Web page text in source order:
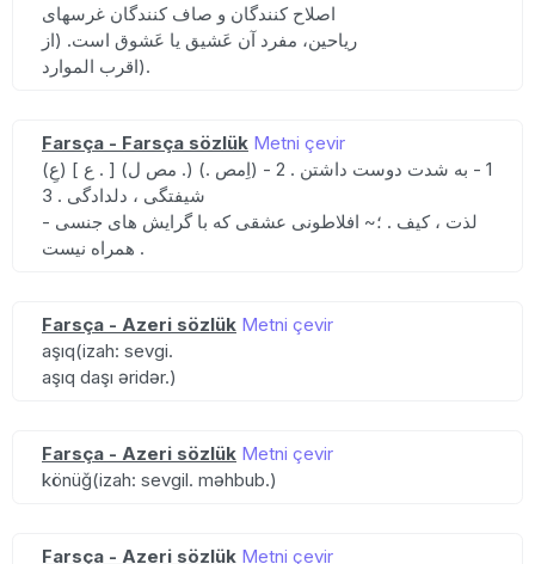
اصلاح کنندگان و صاف کنندگان غرسهای
ریاحین، مفرد آن عَشیق یا عَشوق است. (از
اقرب الموارد).
Farsça - Farsça sözlük Metni çevir
(عِ) [ ع . ] (مص ل .) 1 - به شدت دوست داشتن . 2 - (اِمص .)
شیفتگی ، دلدادگی . 3
- لذت ، کیف . ؛~ افلاطونی عشقی که با گرایش های جنسی
همراه نیست .
Farsça - Azeri sözlük Metni çevir
aşıq(izah: sevgi.
aşıq daşı əridər.)
Farsça - Azeri sözlük Metni çevir
könüğ(izah: sevgil. məhbub.)
Farsça - Azeri sözlük Metni çevir